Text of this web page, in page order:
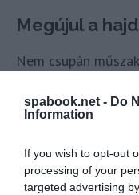
spabook.net - Do
Information
If you wish to opt-out
processing of your
targeted advertising
Megújul a
Nem csupán
forintos pályázati
medencéket
a betonig